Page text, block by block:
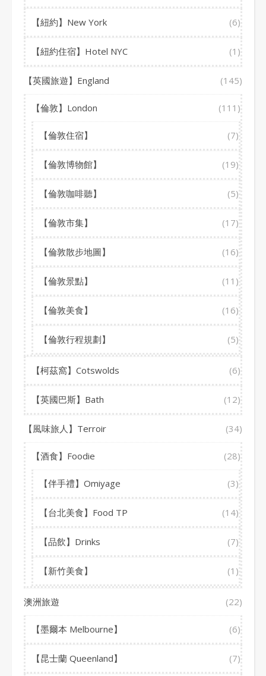
【紐約】New York (6)
【紐約住宿】Hotel NYC (1)
【英國旅遊】England (145)
【倫敦】London (111)
【倫敦住宿】 (7)
【倫敦博物館】 (19)
【倫敦咖啡聽】 (5)
【倫敦市集】 (17)
【倫敦散步地圖】 (16)
【倫敦景點】 (11)
【倫敦美食】 (16)
【倫敦行程規劃】 (5)
【柯茲窩】Cotswolds (6)
【英國巴斯】Bath (12)
【風味旅人】Terroir (34)
【酒食】Foodie (28)
【伴手禮】Omiyage (3)
【台北美食】Food TP (14)
【品飲】Drinks (7)
【新竹美食】 (1)
澳洲旅遊 (22)
【墨爾本 Melbourne】 (6)
【昆士蘭 Queenland】 (7)